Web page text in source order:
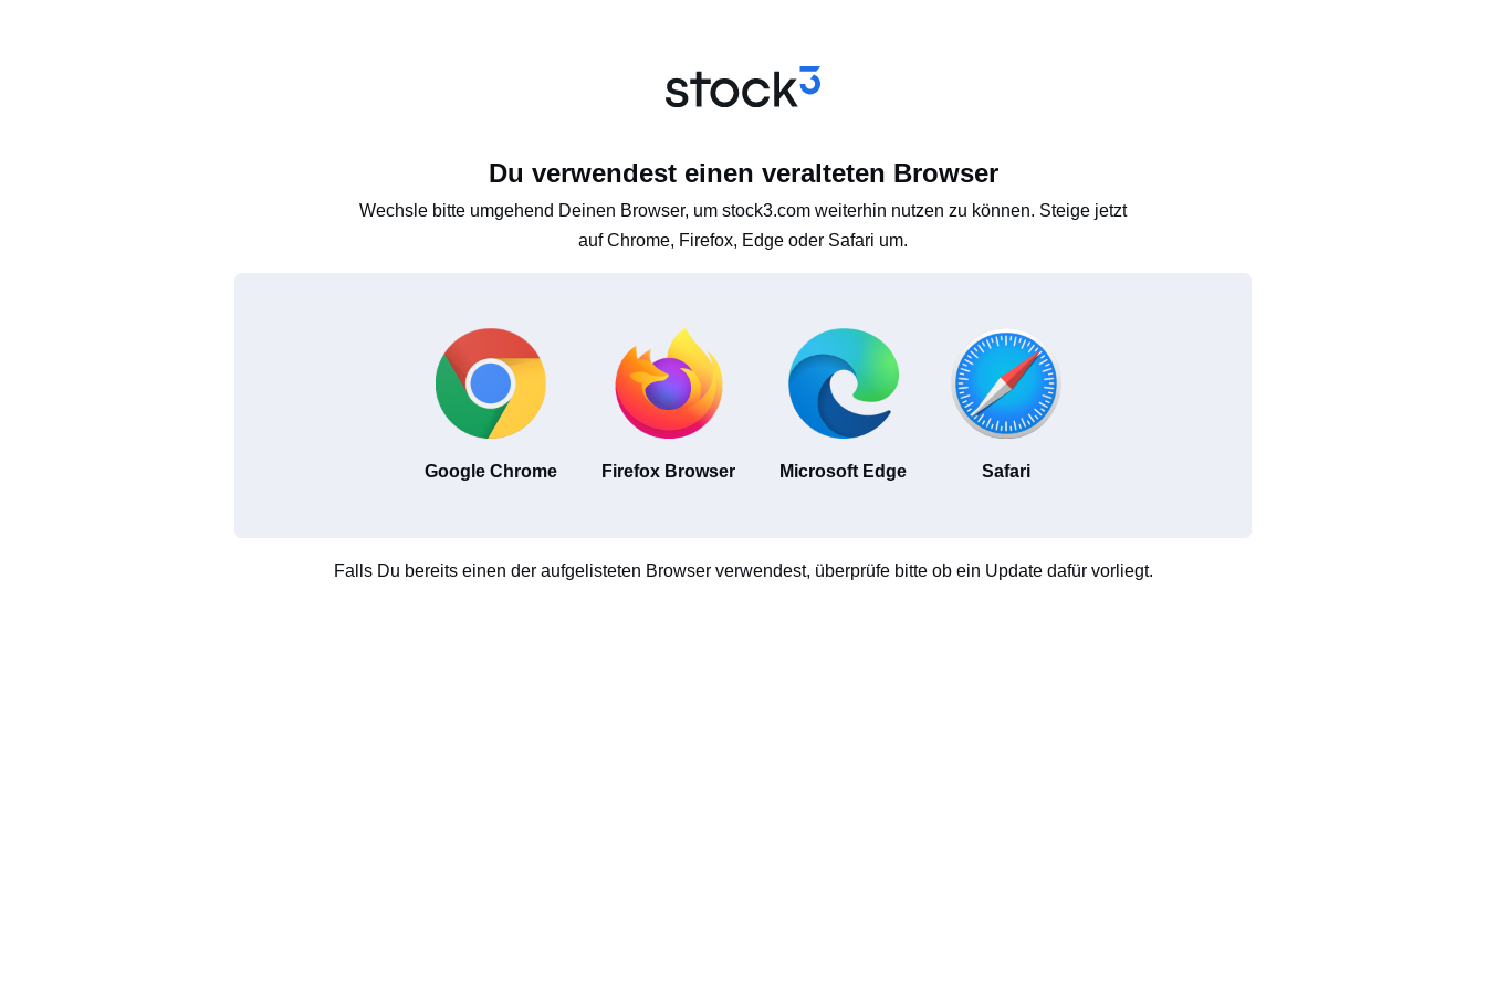
Du verwendest einen veralteten Browser
Wechsle bitte umgehend Deinen Browser, um stock3.com weiterhin nutzen zu können. Steige jetzt
auf Chrome, Firefox, Edge oder Safari um.
Google Chrome Firefox Browser Microsoft Edge Safari
Falls Du bereits einen der aufgelisteten Browser verwendest, überprüfe bitte ob ein Update dafür vorliegt.